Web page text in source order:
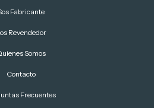
Fabricante
Revendedor
Somos
Contacto
Frecuentes